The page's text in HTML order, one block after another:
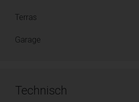
Terras
Garage
Technisch